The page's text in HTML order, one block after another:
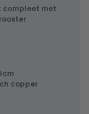
compleet met
copper